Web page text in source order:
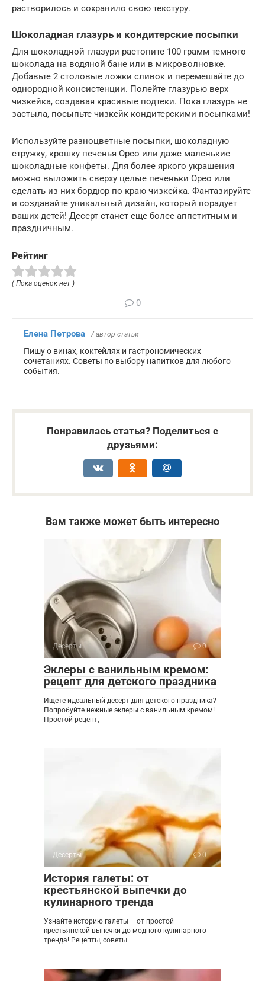
растворилось и сохранило свою текстуру.
Шоколадная глазурь и кондитерские посыпки
Для шоколадной глазури растопите 100 грамм темного
шоколада на водяной бане или в микроволновке.
Добавьте 2 столовые ложки сливок и перемешайте до
однородной консистенции. Полейте глазурью верх
чизкейка, создавая красивые подтеки. Пока глазурь не
застыла, посыпьте чизкейк кондитерскими посыпками!
Используйте разноцветные посыпки, шоколадную
стружку, крошку печенья Орео или даже маленькие
шоколадные конфеты. Для более яркого украшения
можно выложить сверху целые печеньки Орео или
сделать из них бордюр по краю чизкейка. Фантазируйте
и создавайте уникальный дизайн, который порадует
ваших детей! Десерт станет еще более аппетитным и
праздничным.
Рейтинг
( Пока оценок нет )
0
Елена Петрова / автор статьи
Пишу о винах, коктейлях и гастрономических
сочетаниях. Советы по выбору напитков для любого
события.
Понравилась статья? Поделиться с
друзьями:
Вам также может быть интересно
Десерты 0
Эклеры с ванильным кремом:
рецепт для детского праздника
Ищете идеальный десерт для детского праздника?
Попробуйте нежные эклеры с ванильным кремом!
Простой рецепт,
Десерты 0
История галеты: от
крестьянской выпечки до
кулинарного тренда
Узнайте историю галеты – от простой
крестьянской выпечки до модного кулинарного
тренда! Рецепты, советы